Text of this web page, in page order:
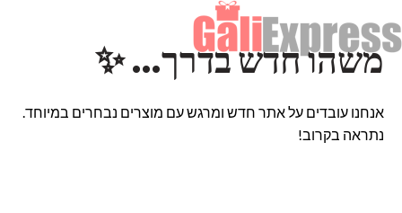
משהו חדש בדרך… ✨
אנחנו עובדים על אתר חדש ומרגש עם מוצרים נבחרים במיוחד.
נתראה בקרוב!